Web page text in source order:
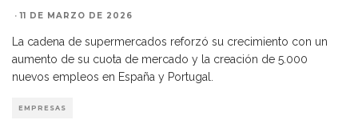
· 11 DE MARZO DE 2026
La cadena de supermercados reforzó su crecimiento con un
aumento de su cuota de mercado y la creación de 5.000
nuevos empleos en España y Portugal.
EMPRESAS